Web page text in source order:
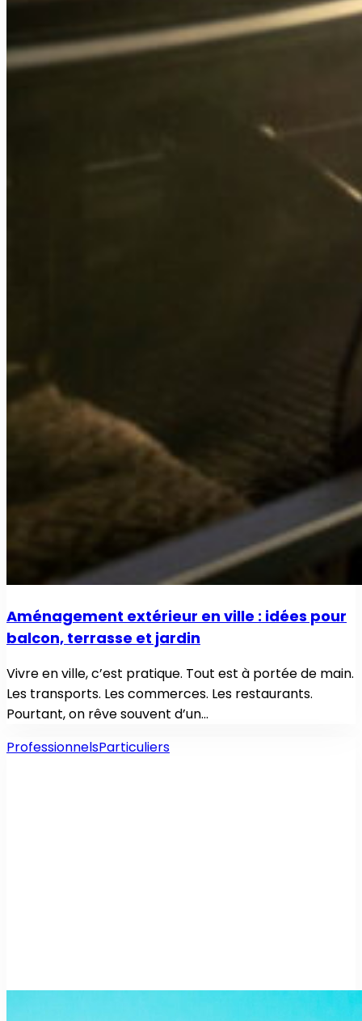
Aménagement extérieur en ville : idées pour
balcon, terrasse et jardin
Vivre en ville, c’est pratique. Tout est à portée de main.
Les transports. Les commerces. Les restaurants.
Pourtant, on rêve souvent d’un…
ProfessionnelsParticuliers